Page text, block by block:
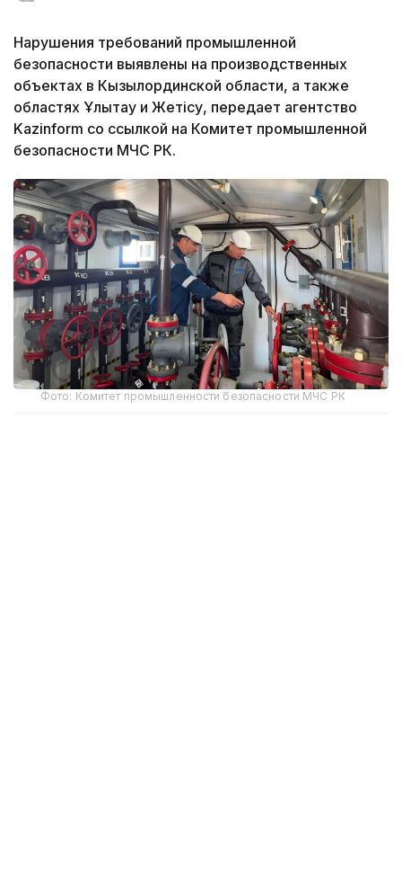
Нарушения требований промышленной
безопасности выявлены на производственных
объектах в Кызылординской области, а также
областях Ұлытау и Жетісу, передает агентство
Kazinform со ссылкой на Комитет промышленной
безопасности МЧС РК.
Фото: Комитет промышленности безопасности МЧС РК